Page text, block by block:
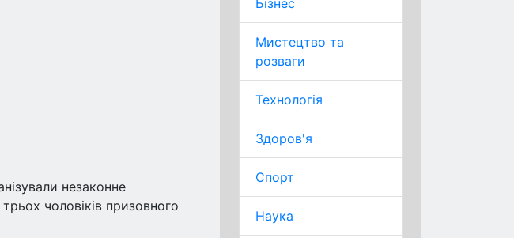
Бізнес
Мистецтво та
розваги
Технологія
Здоров'я
Спорт
Наука
незаконне
чоловіків призовного